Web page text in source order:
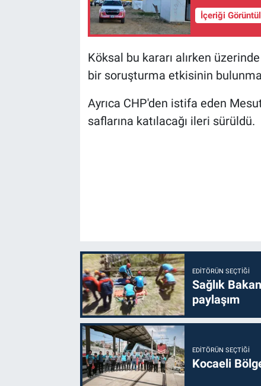
İçeriği
Köksal bu kararı alırken
bir soruşturma etkisinin
Ayrıca CHP'den istifa eden
saflarına katılacağı ileri sürüldü.
EDITÖRÜN SEÇTIĞI
Sağlık
paylaşım
EDITÖRÜN SEÇTIĞI
Kocaeli